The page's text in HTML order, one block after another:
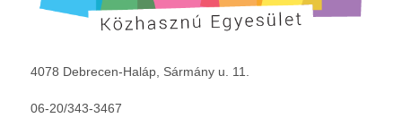
4078 Debrecen-Haláp, Sármány u. 11.
06-20/343-3467